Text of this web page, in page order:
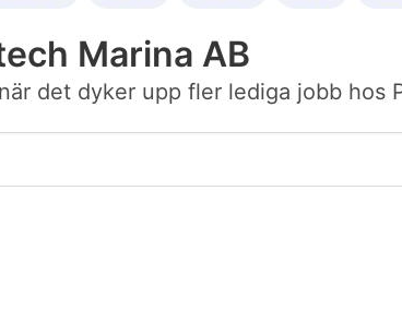
Marina AB
det dyker upp fler lediga jobb hos